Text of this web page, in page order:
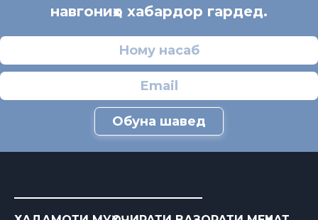
навгониҳо хабардор гардед.
Обуна шавед